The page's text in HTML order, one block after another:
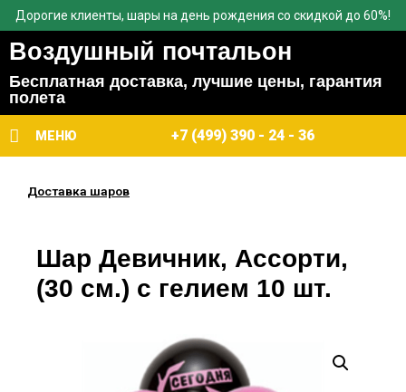
Дорогие клиенты, шары на день рождения со скидкой до 60%!
Воздушный почтальон
Бесплатная доставка, лучшие цены, гарантия
полета
МЕНЮ +7 (499) 390 - 24 - 36
Доставка шаров
Шар Девичник, Ассорти,
(30 см.) с гелием 10 шт.